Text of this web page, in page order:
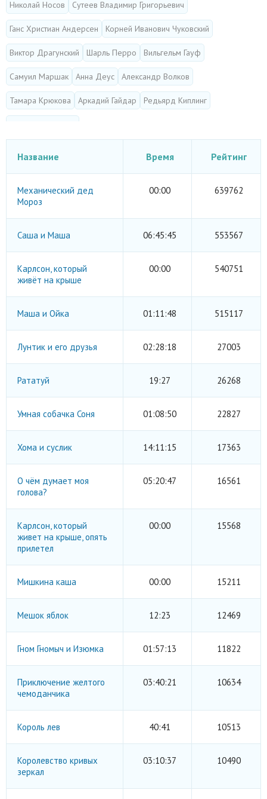
Николай Носов Сутеев Владимир Григорьевич
Ганс Христиан Андерсен Корней Иванович Чуковский
Виктор Драгунский Шарль Перро Вильгельм Гауф
Самуил Маршак Анна Деус Александр Волков
Тамара Крюкова Аркадий Гайдар Редьярд Киплинг
Название Время Рейтинг
Механический дед
Мороз
00:00 639762
Саша и Маша 06:45:45 553567
Карлсон, который
живёт на крыше
00:00 540751
Маша и Ойка 01:11:48 515117
Лунтик и его друзья 02:28:18 27003
Рататуй 19:27 26268
Умная собачка Соня 01:08:50 22827
Хома и суслик 14:11:15 17363
О чём думает моя
голова?
05:20:47 16561
Карлсон, который
живет на крыше, опять
прилетел
00:00 15568
Мишкина каша 00:00 15211
Мешок яблок 12:23 12469
Гном Гномыч и Изюмка 01:57:13 11822
Приключение желтого
чемоданчика
03:40:21 10634
Король лев 40:41 10513
Королевство кривых
зеркал
03:10:37 10490